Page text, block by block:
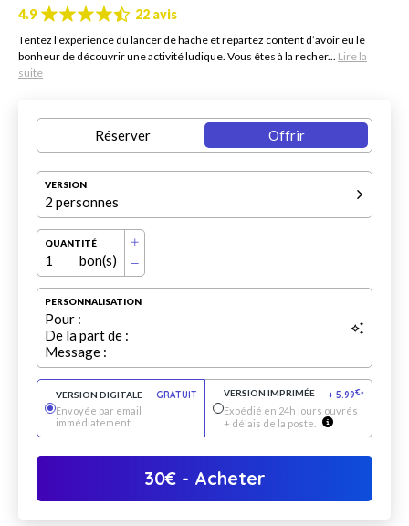
4.9
22 avis
Tentez l'expérience du lancer de hache et repartez content d’avoir eu le
bonheur de découvrir une activité ludique. Vous êtes à la recher... Lire la
suite
Réserver Offrir
VERSION
2 personnes
QUANTITÉ
1 bon(s)
PERSONNALISATION
Pour :
De la part de :
Message :
VERSION DIGITALE
GRATUIT
Envoyée par email
immédiatement
VERSION IMPRIMÉE + 5.99€*
Expédié en 24h jours ouvrés
+ délais de la poste.
30€- Acheter